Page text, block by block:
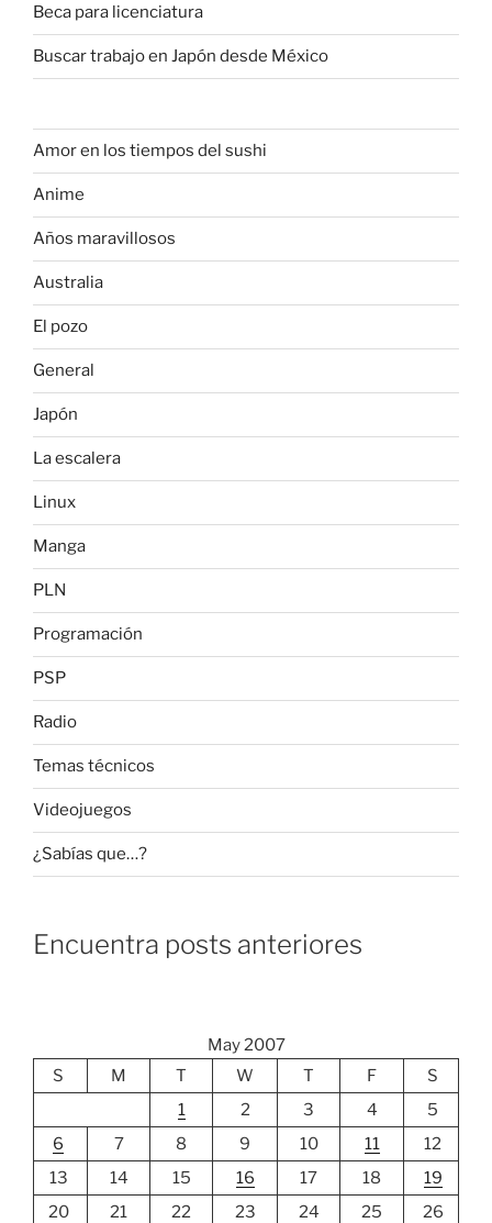
Beca para licenciatura
Buscar trabajo en Japón desde México
Amor en los tiempos del sushi
Anime
Años maravillosos
Australia
El pozo
General
Japón
La escalera
Linux
Manga
PLN
Programación
PSP
Radio
Temas técnicos
Videojuegos
¿Sabías que…?
Encuentra posts anteriores
May 2007
S
M T W T F
S
1
2 3 4
5
6
7 8 9 10 11
12
13
14 15 16 17 18
19
20
21 22 23 24 25
26